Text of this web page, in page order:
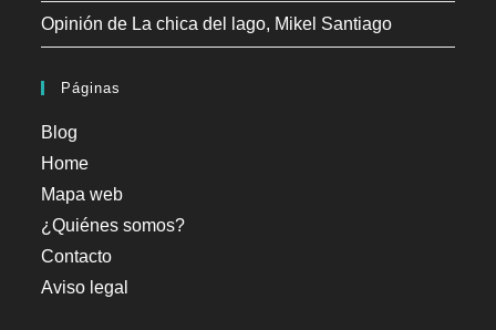
Opinión de La chica del lago, Mikel Santiago
Páginas
Blog
Home
Mapa web
¿Quiénes somos?
Contacto
Aviso legal